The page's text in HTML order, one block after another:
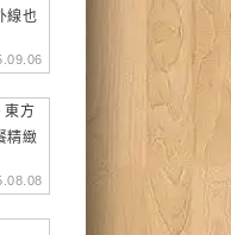
線也
東方
精緻